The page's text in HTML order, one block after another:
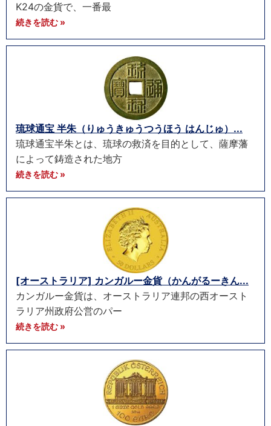
K24の金貨で、一番最
続きを読む »
琉球通宝 半朱（りゅうきゅうつうほう はんじゅ）...
琉球通宝半朱とは、琉球の救済を目的として、薩摩藩
によって鋳造された地方
続きを読む »
[オーストラリア] カンガルー金貨（かんがるーきん...
カンガルー金貨は、オーストラリア連邦の西オースト
ラリア州政府公営のパー
続きを読む »